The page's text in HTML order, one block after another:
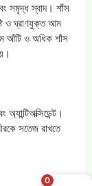
সমৃদ্ধ স্বাদ। শাঁস
ও ঘ্রাণযুক্ত আম
আঁটি ও অধিক শাঁস
সতেজ রাখতে
0